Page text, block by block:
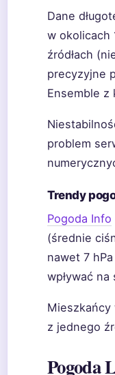
Dane
w okolicach
źródłach
precyzyjne
Ensemble z
problem
Trendy
Pogoda Info
(średnie
nawet 7
wpływać
Mieszkańcy
z jednego
Pogoda